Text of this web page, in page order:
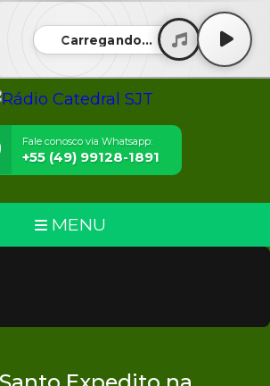
Carregando...
Fale conosco via Whatsapp:
+55 (49) 99128-1891
MENU